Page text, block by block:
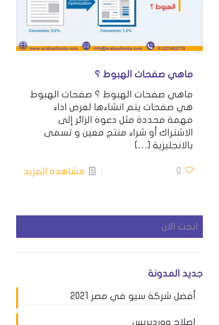
ماهي صفحات الهبوط ؟
ماهي صفحات الهبوط ؟ صفحات الهبوط
هي صفحات يتم انشاءها لغرض اداء
مهمة محددة مثل دعوة الزائر إلى
الاشتراك أو شراء منتج معين و تسمى
بالانجليزية […]
0 مشاهدة المزيد
جديد المدونة
أفضل شركة سيو في مصر 2021
إصلاح ووردبريس